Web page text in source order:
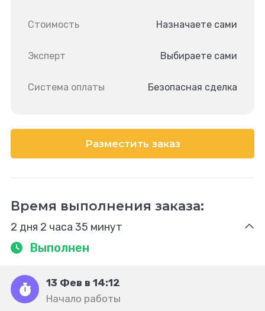
Стоимость Назначаете сами
Эксперт Выбираете сами
Система оплаты Безопасная сделка
Разместить заказ
Время выполнения заказа:
2 дня 2 часа 35 минут
Выполнен
13 Фев в 14:12
Начало работы